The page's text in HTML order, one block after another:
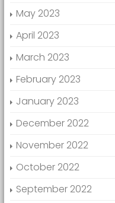
May 2023
April 2023
March 2023
February 2023
January 2023
December 2022
November 2022
October 2022
September 2022